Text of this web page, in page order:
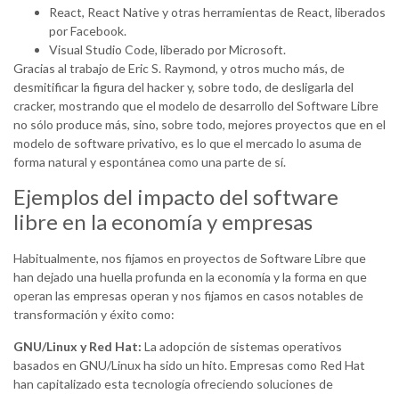
React, React Native y otras herramientas de React, liberados
por Facebook.
Visual Studio Code, liberado por Microsoft.
Gracias al trabajo de Eric S. Raymond, y otros mucho más, de
desmitificar la figura del hacker y, sobre todo, de desligarla del
cracker, mostrando que el modelo de desarrollo del Software Libre
no sólo produce más, sino, sobre todo, mejores proyectos que en el
modelo de software privativo, es lo que el mercado lo asuma de
forma natural y espontánea como una parte de sí.
Ejemplos del impacto del software
libre en la economía y empresas
Habitualmente, nos fijamos en proyectos de Software Libre que
han dejado una huella profunda en la economía y la forma en que
operan las empresas operan y nos fijamos en casos notables de
transformación y éxito como:
GNU/Linux y Red Hat: La adopción de sistemas operativos
basados en GNU/Linux ha sido un hito. Empresas como Red Hat
han capitalizado esta tecnología ofreciendo soluciones de